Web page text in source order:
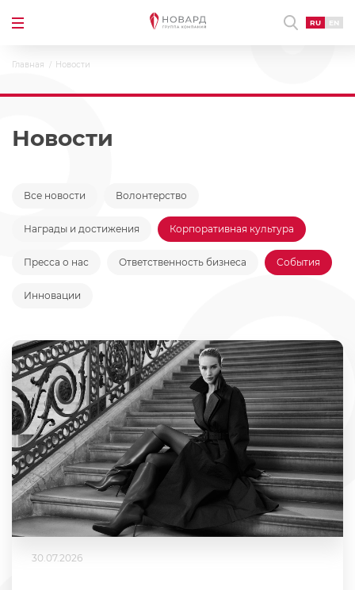
RU EN
Главная Новости
Новости
Все новости Волонтерство
Награды и достижения Корпоративная культура
Пресса о нас Ответственность бизнеса События
Инновации
30.07.2026